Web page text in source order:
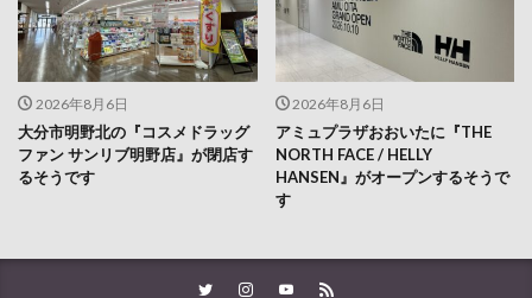
2026年8月6日
大分市明野北の『コスメドラッグ
ファン サンリブ明野店』が閉店す
るそうです
2026年8月6日
アミュプラザおおいたに『THE
NORTH FACE / HELLY
HANSEN』がオープンするそうで
す